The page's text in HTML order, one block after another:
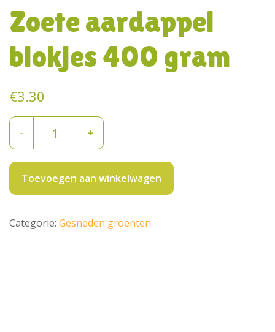
Zoete aardappel
blokjes 400 gram
€3.30
-
aardappel
blokjes
400
gram
+
Toevoegen aan winkelwagen
Categorie: Gesneden groenten